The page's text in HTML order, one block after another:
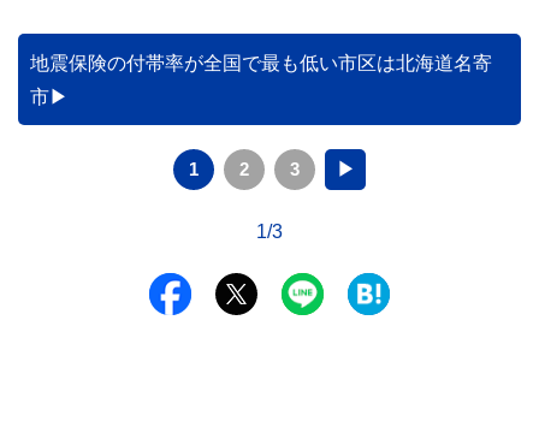
地震保険の付帯率が全国で最も低い市区は北海道名寄
市
1 2 3 ▶
1/3